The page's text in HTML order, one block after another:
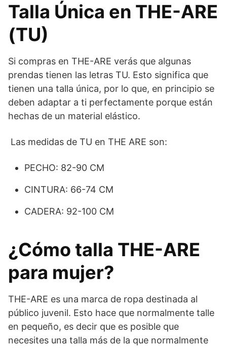
Talla Única en THE-ARE
(TU)
Si compras en THE-ARE verás que algunas
prendas tienen las letras TU. Esto significa que
tienen una talla única, por lo que, en principio se
deben adaptar a ti perfectamente porque están
hechas de un material elástico.
Las medidas de TU en THE ARE son:
PECHO: 82-90 CM
CINTURA: 66-74 CM
CADERA: 92-100 CM
¿Cómo talla THE-ARE
para mujer?
THE-ARE es una marca de ropa destinada al
público juvenil. Esto hace que normalmente talle
en pequeño, es decir que es posible que
necesites una talla más de la que normalmente